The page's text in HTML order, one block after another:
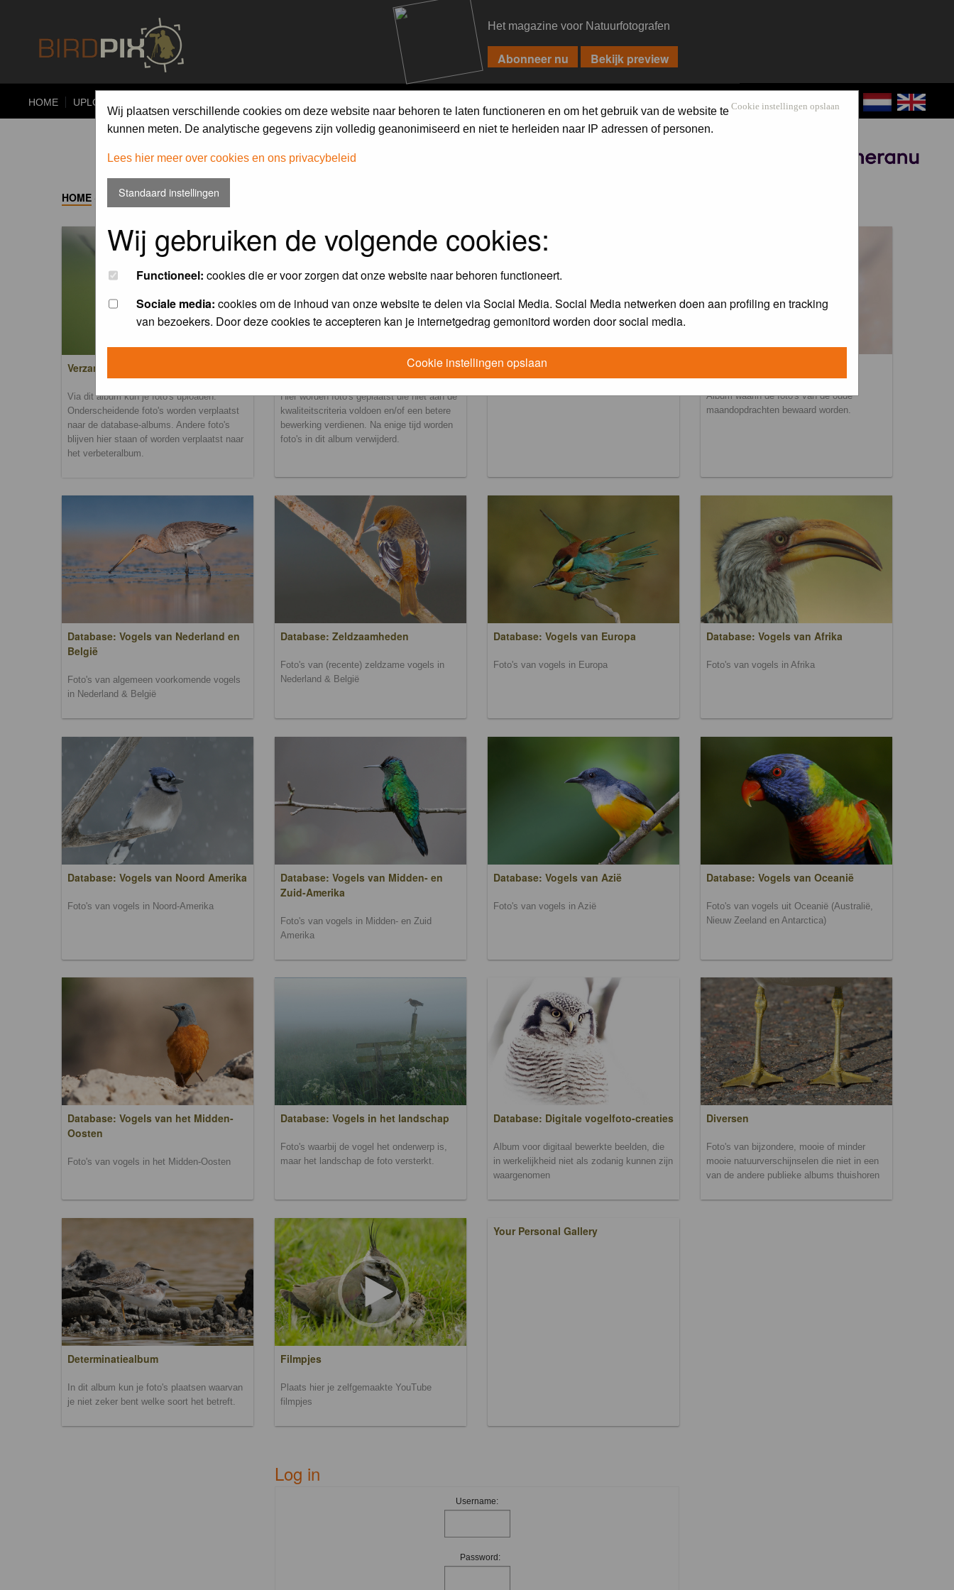
Het magazine voor Natuurfotografen
HOME UPLOAD Cookie instellingen opslaan
Wij plaatsen verschillende cookies om deze website naar behoren te laten functioneren en om het gebruik van de website te
kunnen meten. De analytische gegevens zijn volledig geanonimiseerd en niet te herleiden naar IP adressen of personen.
Lees hier meer over cookies en ons privacybeleid
Standaard instellingen
Wij gebruiken de volgende cookies:
Functioneel: cookies die er voor zorgen dat onze website naar behoren functioneert.
Sociale media: cookies om de inhoud van onze website te delen via Social Media. Social Media netwerken doen aan profiling en tracking
van bezoekers. Door deze cookies te accepteren kan je internetgedrag gemonitord worden door social media.
Cookie instellingen opslaan
HOME -> ALBUM
Verzamel- en uploadalbum
Via dit album kun je foto's uploaden.
Onderscheidende foto's worden verplaatst
naar de database-albums. Andere foto's
blijven hier staan of worden verplaatst naar
het verbeteralbum.
Hier worden foto's geplaatst die niet aan de
kwaliteitscriteria voldoen en/of een betere
bewerking verdienen. Na enige tijd worden
foto's in dit album verwijderd.
Maandopdracht
maandopdracht.
Album waarin de foto's van de oude
maandopdrachten bewaard worden.
Database: Vogels van Nederland en
België
Foto's van algemeen voorkomende vogels
in Nederland & België
Database: Zeldzaamheden
Foto's van (recente) zeldzame vogels in
Nederland & België
Database: Vogels van Europa
Foto's van vogels in Europa
Database: Vogels van Afrika
Foto's van vogels in Afrika
Database: Vogels van Noord Amerika
Foto's van vogels in Noord-Amerika
Database: Vogels van Midden- en
Zuid-Amerika
Foto's van vogels in Midden- en Zuid
Amerika
Database: Vogels van Azië
Foto's van vogels in Azië
Database: Vogels van Oceanië
Foto's van vogels uit Oceanië (Australië,
Nieuw Zeeland en Antarctica)
Database: Vogels van het Midden-
Oosten
Foto's van vogels in het Midden-Oosten
Database: Vogels in het landschap
Foto's waarbij de vogel het onderwerp is,
maar het landschap de foto versterkt.
Database: Digitale vogelfoto-creaties
Album voor digitaal bewerkte beelden, die
in werkelijkheid niet als zodanig kunnen zijn
waargenomen
Diversen
Foto's van bijzondere, mooie of minder
mooie natuurverschijnselen die niet in een
van de andere publieke albums thuishoren
Determinatiealbum
In dit album kun je foto's plaatsen waarvan
je niet zeker bent welke soort het betreft.
Filmpjes
Plaats hier je zelfgemaakte YouTube
filmpjes
Your Personal Gallery
Log in
Username:
Password: